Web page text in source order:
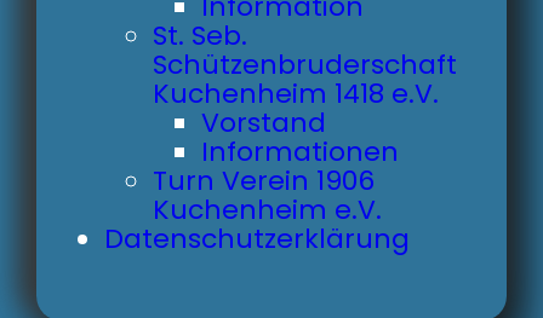
St. Seb.
Schützenbruderschaft
Kuchenheim 1418 e.V.
Vorstand
Informationen
Turn Verein 1906
Kuchenheim e.V.
Datenschutzerklärung